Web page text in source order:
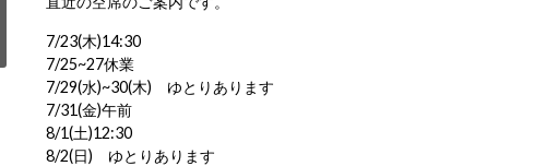
7/23(木)14:30
7/25~27休業
7/29(水)~30(木) ゆとりあります
7/31(金)午前
8/1(土)12:30
8/2(日) ゆとりあります